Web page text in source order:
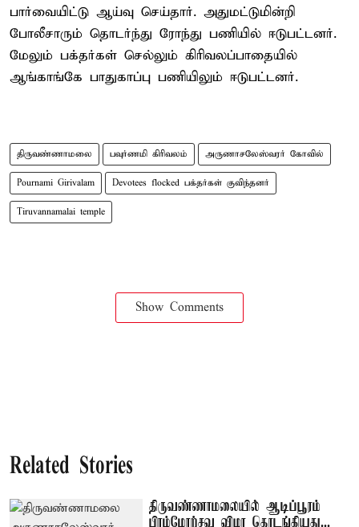
பார்வையிட்டு ஆய்வு செய்தார். அதுமட்டுமின்றி
போலீசாரும் தொடர்ந்து ரோந்து பணியில் ஈடுபட்டனர்.
மேலும் பக்தர்கள் செல்லும் கிரிவலப்பாதையில்
ஆங்காங்கே பாதுகாப்பு பணியிலும் ஈடுபட்டனர்.
திருவண்ணாமலை பவுர்ணமி கிரிவலம் அருணாசலேஸ்வரர் கோவில்
Pournami Girivalam Devotees flocked பக்தர்கள் குவிந்தனர்
Tiruvannamalai temple
Show Comments
Related Stories
திருவண்ணாமலையில் ஆடிப்பூரம்
பிரம்மோற்சவ விழா தொடங்கியது...